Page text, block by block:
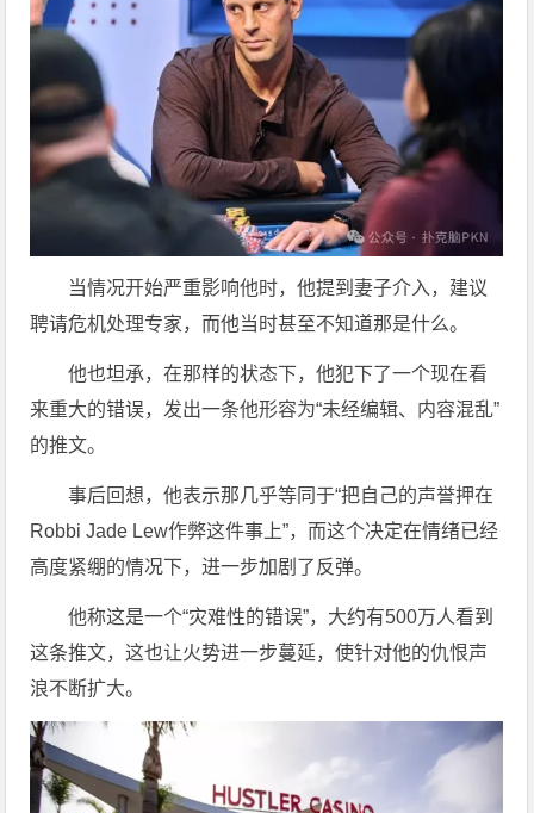
当情况开始严重影响他时，他提到妻子介入，建议
聘请危机处理专家，而他当时甚至不知道那是什么。
他也坦承，在那样的状态下，他犯下了一个现在看
来重大的错误，发出一条他形容为“未经编辑、内容混乱”
的推文。
事后回想，他表示那几乎等同于“把自己的声誉押在
Robbi Jade Lew作弊这件事上”，而这个决定在情绪已经
高度紧绷的情况下，进一步加剧了反弹。
他称这是一个“灾难性的错误”，大约有500万人看到
这条推文，这也让火势进一步蔓延，使针对他的仇恨声
浪不断扩大。